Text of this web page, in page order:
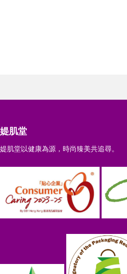
媞肌堂
媞肌堂以健康為源，時尚臻美共追尋。